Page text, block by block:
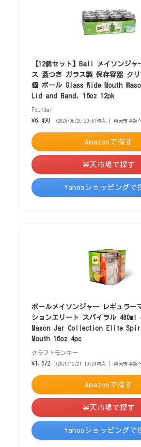
【12個セット】Ball メイソンジャ
ス 蓋つき ガラス製 保存容器 クリ
個 ボール Glass Wide Mouth
Lid and Band, 16oz 12pk
Founder
¥6,490
（2026/06/26 20:51時点 | 楽天市場調べ
Amazonで探す
楽天市場で探す
Yahooショッピングで
ボールメイソンジャー レギュラー
ションエリート スパイラル
Mason Jar Collection Elite
Mouth 16oz 4pc
クラフトモンキー
¥1,672
（2025/12/21 10:23時点 | 楽天市場調べ
Amazonで探す
楽天市場で探す
Yahooショッピングで